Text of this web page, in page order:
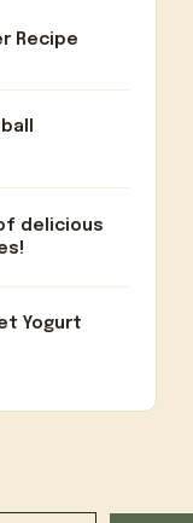
Recipe
delicious
Yogurt